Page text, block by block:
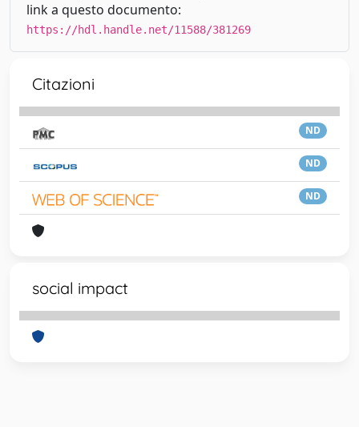
link a questo documento:
https://hdl.handle.net/11588/381269
Citazioni
ND
ND
ND
social impact